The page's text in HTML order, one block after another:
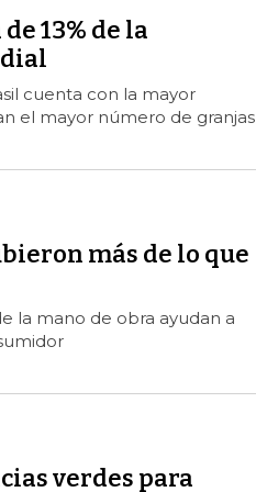
13% de la
cuenta con la mayor
el mayor número de granjas
más de lo que
la mano de obra ayudan a
verdes para